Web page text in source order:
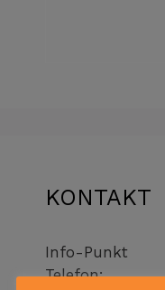
KONTAKT
Info-Punkt
Telefon: